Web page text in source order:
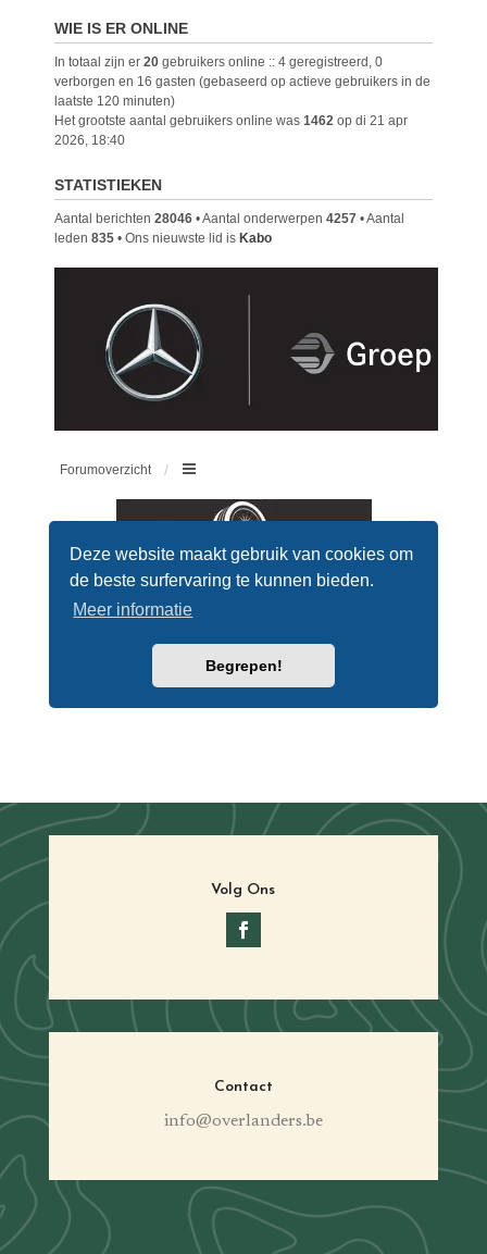
Volg Ons
Contact
info@overlanders.be